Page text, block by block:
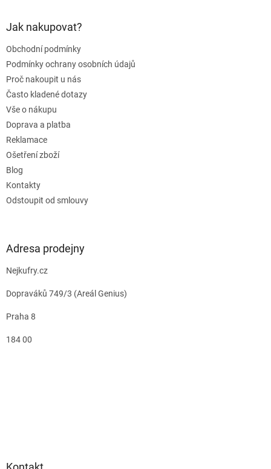
Jak nakupovat?
Obchodní podmínky
Podmínky ochrany osobních údajů
Proč nakoupit u nás
Často kladené dotazy
Vše o nákupu
Doprava a platba
Reklamace
Ošetření zboží
Blog
Kontakty
Odstoupit od smlouvy
Adresa prodejny
Nejkufry.cz
Dopraváků 749/3 (Areál Genius)
Praha 8
184 00